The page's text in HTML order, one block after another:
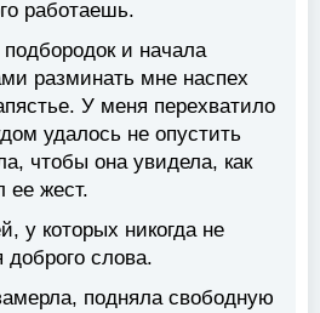
работаешь.
и начала
разминать мне наспех
У меня перехватило
удалось не опустить
чтобы она увидела, как
ее жест.
у которых никогда не
доброго слова.
подняла свободную